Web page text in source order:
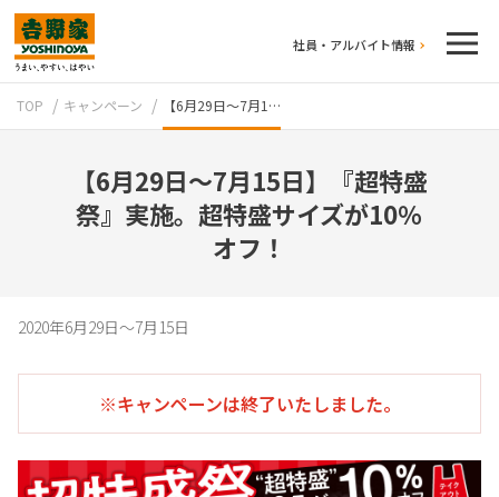
社員・アルバイト情報
牛丼のこだわり 吉野家の歴史
TOP キャンペーン 【6月29日～7月1…
【6月29日～7月15日】『超特盛
祭』実施。超特盛サイズが10％
オフ！
2020年6月29日～7月15日
※キャンペーンは終了いたしました。